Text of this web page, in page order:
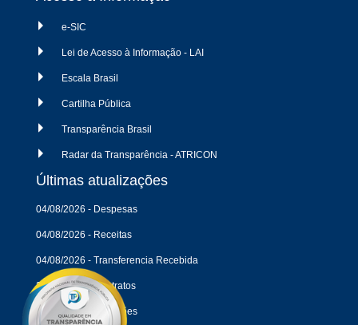
e-SIC
Lei de Acesso à Informação - LAI
Escala Brasil
Cartilha Pública
Transparência Brasil
Radar da Transparência - ATRICON
Últimas atualizações
04/08/2026 - Despesas
04/08/2026 - Receitas
04/08/2026 - Transferencia Recebida
26/06/2026 - Contratos
26/06/2026 - Licitações